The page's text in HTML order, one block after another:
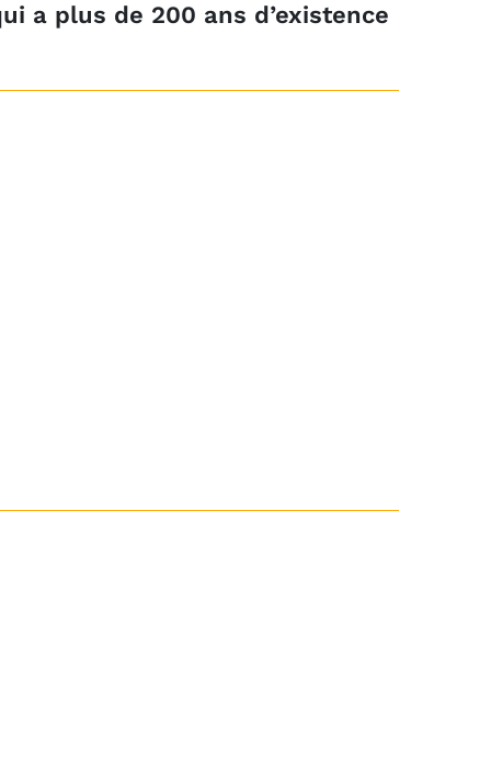
a plus de 200 ans d’existence